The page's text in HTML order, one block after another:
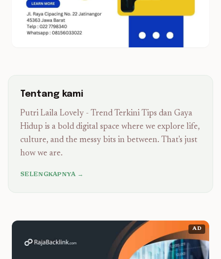
Tentang kami
Putri Laila Lovely - Trend Terkini Tips dan Gaya
Hidup is a bold digital space where we explore life,
culture, and the messy bits in between. That's just
how we are.
SELENGKAPNYA →
AD